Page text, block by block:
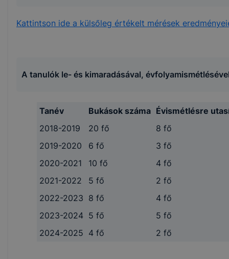
Kattintson ide a külsőleg értékelt mérések
A tanulók le- és kimaradásával,
Tanév Bukások száma Évismétlésre
2018-2019
20 fő
8 fő
2019-2020
6 fő
3 fő
2020-2021
10 fő
4 fő
2021-2022
5 fő
2 fő
2022-2023 8 fő
4 fő
2023-2024 5 fő
5 fő
2024-2025 4 fő 2 fő